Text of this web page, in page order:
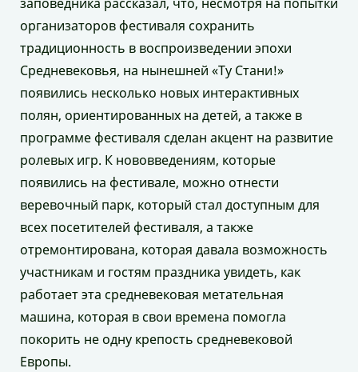
организаторов фестиваля сохранить
традиционность в воспроизведении эпохи
Средневековья, на нынешней «Ту Стани!»
появились несколько новых интерактивных
полян, ориентированных на детей, а также в
программе фестиваля сделан акцент на развитие
ролевых игр. К нововведениям, которые
появились на фестивале, можно отнести
веревочный парк, который стал доступным для
всех посетителей фестиваля, а также
отремонтирована, которая давала возможность
участникам и гостям праздника увидеть, как
работает эта средневековая метательная
машина, которая в свои времена помогла
покорить не одну крепость средневековой
Европы.